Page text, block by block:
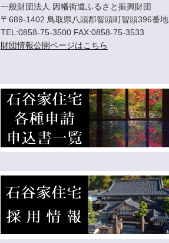
一般財団法人 因幡街道ふるさと振興財団
〒689-1402 鳥取県八頭郡智頭町智頭396番地
TEL:0858-75-3500 FAX:0858-75-3533
財団情報公開ページはこちら